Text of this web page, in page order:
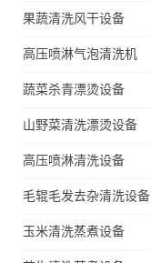
果蔬清洗风干设备
高压喷淋气泡清洗机
蔬菜杀青漂烫设备
山野菜清洗漂烫设备
高压喷淋清洗设备
毛辊毛发去杂清洗设备
玉米清洗蒸煮设备